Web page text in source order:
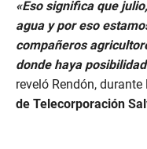
«Eso significa que
agua y por eso
compañeros
donde haya
reveló Rendón,
de Telecorporación